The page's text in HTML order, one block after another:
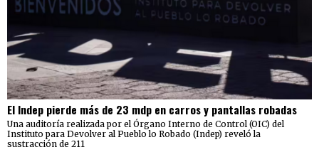
El Indep pierde más de 23 mdp en carros y pantallas robadas
Una auditoría realizada por el Órgano Interno de Control (OIC) del
Instituto para Devolver al Pueblo lo Robado (Indep) reveló la
sustracción de 211